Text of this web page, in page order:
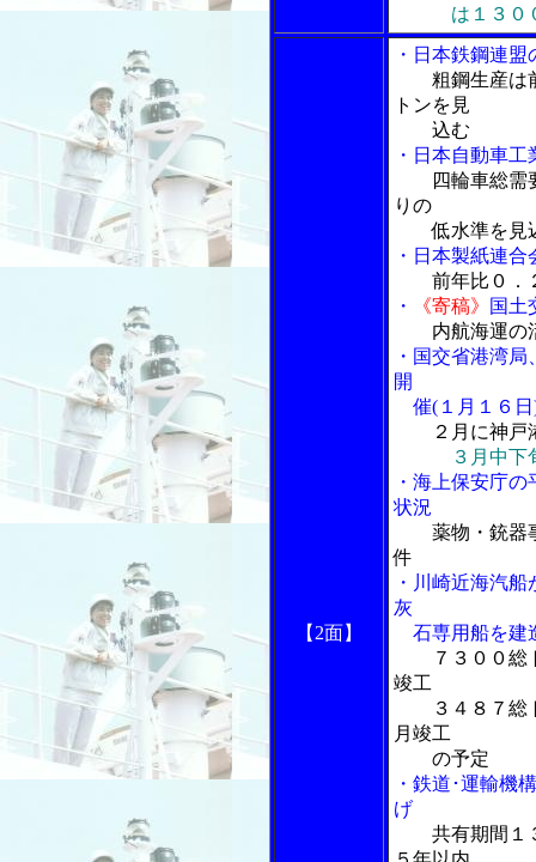
は１３００
【2面】
・日本鉄鋼連
粗鋼生産は
トンを見
込む
・日本自動車
四輪車総需
りの
低水準を見
・日本製紙連
前年比０．
・
《寄稿》
国土
内航海運の
・国交省港湾
開
催(１月１６日
２月に神戸
３月中下
・海上保安庁
状況
薬物・銃器
件
・川崎近海汽
灰
石専用船を建
７３００
竣工
３４８７総ト
月竣工
の予定
・鉄道･運輸機
げ
共有期間１